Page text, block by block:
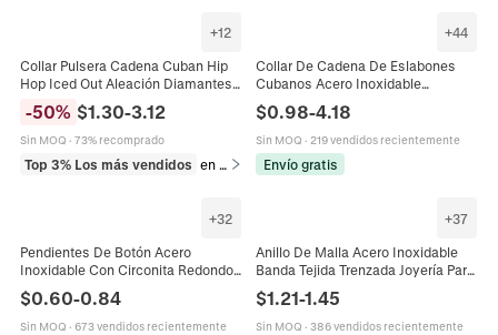
+12
Collar Pulsera Cadena Cuban Hip
Hop Iced Out Aleación Diamantes
De Imitación Joyería Para Hombres
Mujeres Accesorios De Moda
Nocturna
-50% $1.30-3.12
Sin MOQ · 73% recomprado
Top 3% Los más vendidos en Collares
+44
Collar De Cadena De Eslabones
Cubanos Acero Inoxidable
Chapado En Oro Al Vacío Color
Plata Minimalista Hip Hop Punk
Joyas Para Hombre Mujer
$0.98-4.18
Sin MOQ · 219 vendidos recientemente
Envío gratis
+32
Pendientes De Botón Acero
Inoxidable Con Circonita Redondo
Para Hombres Mujeres
$0.60-0.84
Sin MOQ · 673 vendidos recientemente
+37
Anillo De Malla Acero Inoxidable
Banda Tejida Trenzada Joyería Para
Geométrico Minimalista Accesorio
De Moda
$1.21-1.45
Sin MOQ · 386 vendidos recientemente